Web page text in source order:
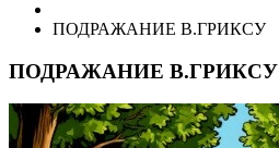
ПОДРАЖАНИЕ В.ГРИКСУ
ПОДРАЖАНИЕ В.ГРИКСУ